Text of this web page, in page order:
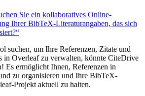
Sie ein kollaboratives Online-
Ihrer BibTeX-Literaturangaben, das sich
suchen, um Ihre Referenzen, Zitate und
in Overleaf zu verwalten, könnte CiteDrive
Es ermöglicht Ihnen, Referenzen in
zu organisieren und Ihre BibTeX-
Projekt aktuell zu halten.